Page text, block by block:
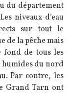
du département
niveaux d’eau
sur tout le
de la pêche mais
fond de tous les
humides du nord
Par contre, les
Grand Tarn ont